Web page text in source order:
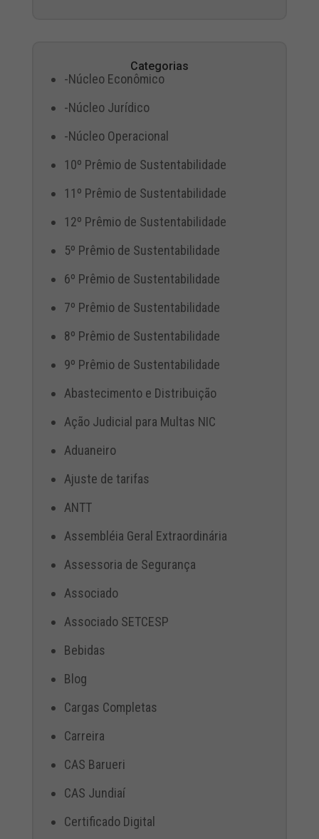
Categorias
-Núcleo Econômico
-Núcleo Jurídico
-Núcleo Operacional
10º Prêmio de Sustentabilidade
11º Prêmio de Sustentabilidade
12º Prêmio de Sustentabilidade
5º Prêmio de Sustentabilidade
6º Prêmio de Sustentabilidade
7º Prêmio de Sustentabilidade
8º Prêmio de Sustentabilidade
9º Prêmio de Sustentabilidade
Abastecimento e Distribuição
Ação Judicial para Multas NIC
Aduaneiro
Ajuste de tarifas
ANTT
Assembléia Geral Extraordinária
Assessoria de Segurança
Associado
Associado SETCESP
Bebidas
Blog
Cargas Completas
Carreira
CAS Barueri
CAS Jundiaí
Certificado Digital